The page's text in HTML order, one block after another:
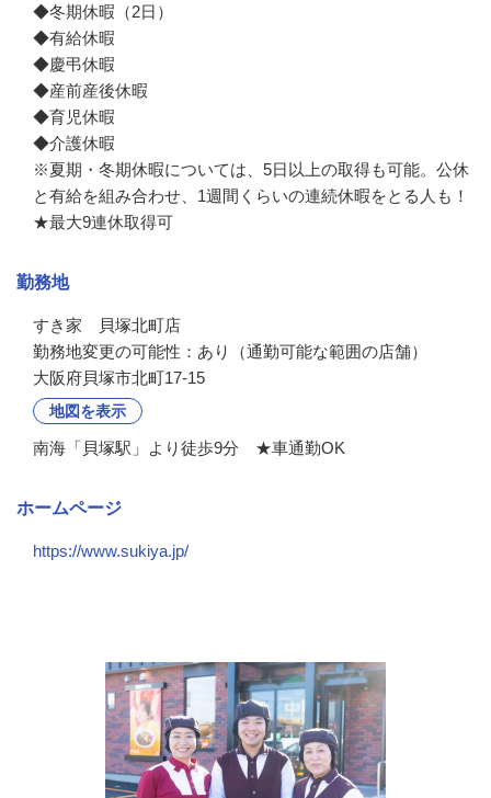
◆冬期休暇（2日）
◆有給休暇
◆慶弔休暇
◆産前産後休暇
◆育児休暇
◆介護休暇
※夏期・冬期休暇については、5⽇以上の取得も可能。公休
と有給を組み合わせ、1週間くらいの連続休暇をとる人も！
★最大9連休取得可
勤務地
すき家　貝塚北町店
勤務地変更の可能性：あり（通勤可能な範囲の店舗）
大阪府貝塚市北町17-15
地図を表示
南海「貝塚駅」より徒歩9分 ★車通勤OK
ホームページ
https://www.sukiya.jp/